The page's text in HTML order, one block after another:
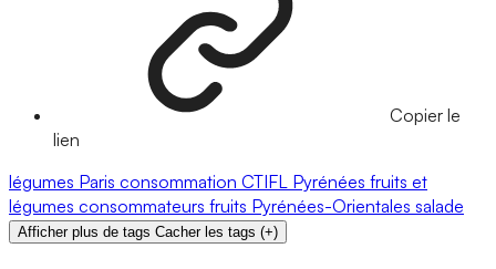
Copier le
lien
légumes Paris consommation CTIFL Pyrénées fruits et
légumes consommateurs fruits Pyrénées-Orientales salade
Afficher plus de tags Cacher les tags (+)